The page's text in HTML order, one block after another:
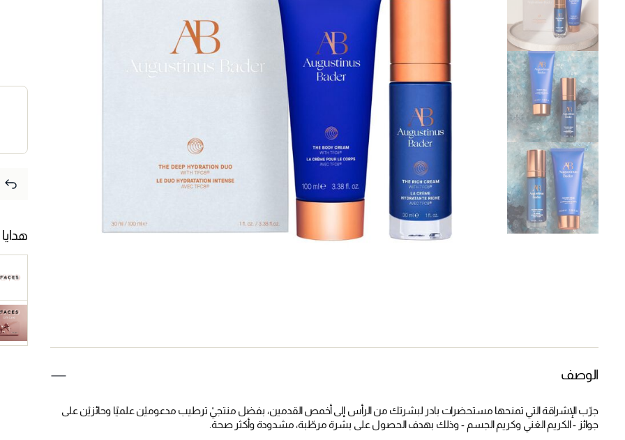
الوصف
جرّب الإشراقة التي تمنحها مستحضرات بادر لبشرتك من الرأس إلى أخمص القدمين، بفضل منتجيْ ترطيب مدعوميْن علميًا وحائزيْن على
جوائز - الكريم الغني وكريم الجسم - وذلك بهدف الحصول على بشرة مرطّبة، مشدودة وأكثر صحة.